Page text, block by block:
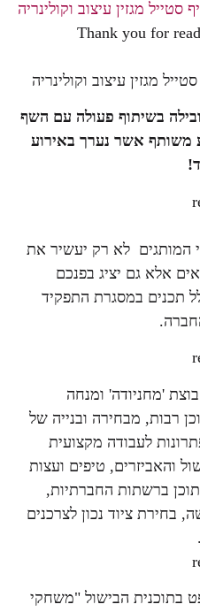
Thank you for
בשיתוף פעולה עם השף
משותף אשר נערך באירוע
המותגים לא רק יעשיר את
אלא גם יציג בפנכם
תכנים במסגרת התפקיד
'מחניודה' ומנחה
רבות, מבחירה ובנייה של
לעבודה מקצועית
והאביזרים, טיפים ועצות
ברשתות החברתיות,
בחירת ציוד נכון לצרכנים
בתוכנית הבישול "משחקי